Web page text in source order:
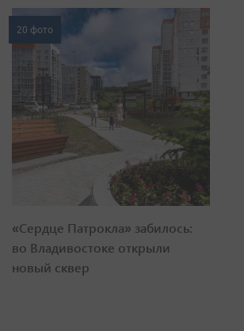
20 фото
«Сердце Патрокла» забилось:
во Владивостоке открыли
новый сквер